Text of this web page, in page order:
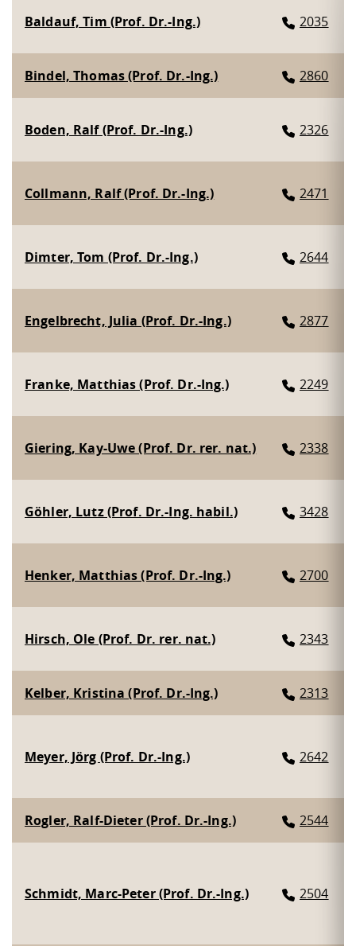
Baldauf, Tim (Prof. Dr.-Ing.) 2035
Bindel, Thomas (Prof. Dr.-Ing.) 2860
Boden, Ralf (Prof. Dr.-Ing.) 2326
Collmann, Ralf (Prof. Dr.-Ing.) 2471
Dimter, Tom (Prof. Dr.-Ing.) 2644
Engelbrecht, Julia (Prof. Dr.-Ing.) 2877
Franke, Matthias (Prof. Dr.-Ing.) 2249
Giering, Kay-Uwe (Prof. Dr. rer. nat.) 2338
Göhler, Lutz (Prof. Dr.-Ing. habil.) 3428
Henker, Matthias (Prof. Dr.-Ing.) 2700
Hirsch, Ole (Prof. Dr. rer. nat.) 2343
Kelber, Kristina (Prof. Dr.-Ing.) 2313
Meyer, Jörg (Prof. Dr.-Ing.) 2642
Rogler, Ralf-Dieter (Prof. Dr.-Ing.) 2544
Schmidt, Marc-Peter (Prof. Dr.-Ing.) 2504